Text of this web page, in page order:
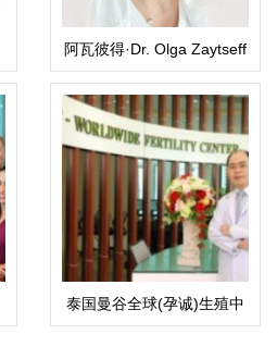
阿瓦彼得·Dr. Olga Zaytseff
博士医生
泰国曼谷全球(孕诚)生殖中
心